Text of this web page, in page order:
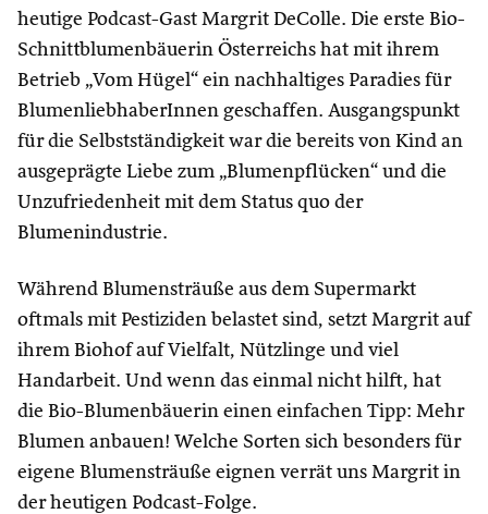
heutige Podcast-Gast Margrit DeColle. Die erste Bio-
Schnittblumenbäuerin Österreichs hat mit ihrem
Betrieb „Vom Hügel“ ein nachhaltiges Paradies für
BlumenliebhaberInnen geschaffen. Ausgangspunkt
für die Selbstständigkeit war die bereits von Kind an
ausgeprägte Liebe zum „Blumenpflücken“ und die
Unzufriedenheit mit dem Status quo der
Blumenindustrie.
Während Blumensträuße aus dem Supermarkt
oftmals mit Pestiziden belastet sind, setzt Margrit auf
ihrem Biohof auf Vielfalt, Nützlinge und viel
Handarbeit. Und wenn das einmal nicht hilft, hat
die Bio-Blumenbäuerin einen einfachen Tipp: Mehr
Blumen anbauen! Welche Sorten sich besonders für
eigene Blumensträuße eignen verrät uns Margrit in
der heutigen Podcast-Folge.